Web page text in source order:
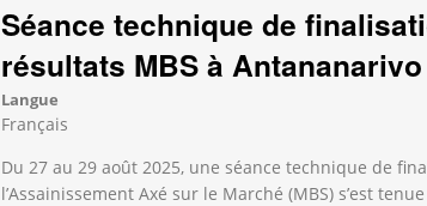
Séance technique de
résultats MBS à Antananarivo
Langue
Français
Du 27 au 29 août 2025, une séance technique de
l’Assainissement Axé sur le Marché (MBS) s’est